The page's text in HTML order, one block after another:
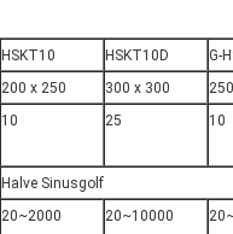
HSKT10 HSKT10D G-
200 x 250 300 x 300
10 25 10
Halve Sinusgolf
20~2000
20~10000